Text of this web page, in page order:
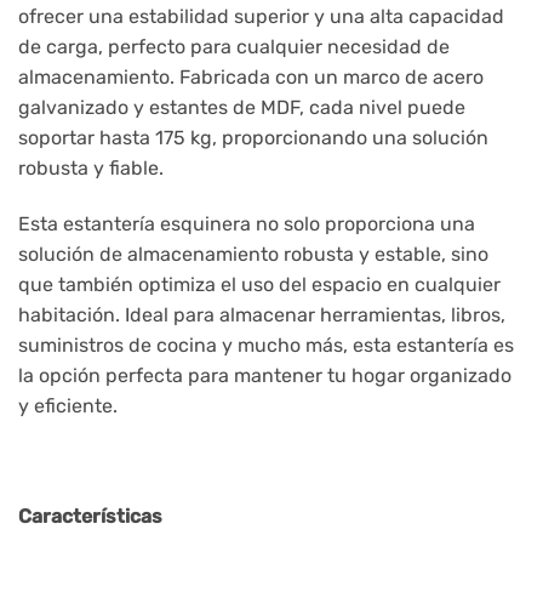
ofrecer una estabilidad superior y una alta capacidad
de carga, perfecto para cualquier necesidad de
almacenamiento. Fabricada con un marco de acero
galvanizado y estantes de MDF, cada nivel puede
soportar hasta 175 kg, proporcionando una solución
robusta y fiable.
Esta estantería esquinera no solo proporciona una
solución de almacenamiento robusta y estable, sino
que también optimiza el uso del espacio en cualquier
habitación. Ideal para almacenar herramientas, libros,
suministros de cocina y mucho más, esta estantería es
la opción perfecta para mantener tu hogar organizado
y eficiente.
Características